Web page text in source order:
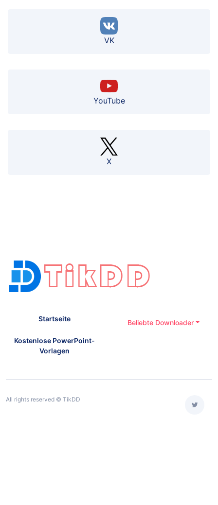
VK
YouTube
X
Startseite Beliebte Downloader
Kostenlose PowerPoint-
Vorlagen
All rights reserved © TikDD